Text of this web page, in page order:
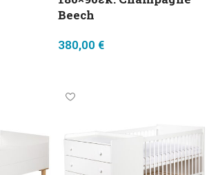
Beech
380,00 €